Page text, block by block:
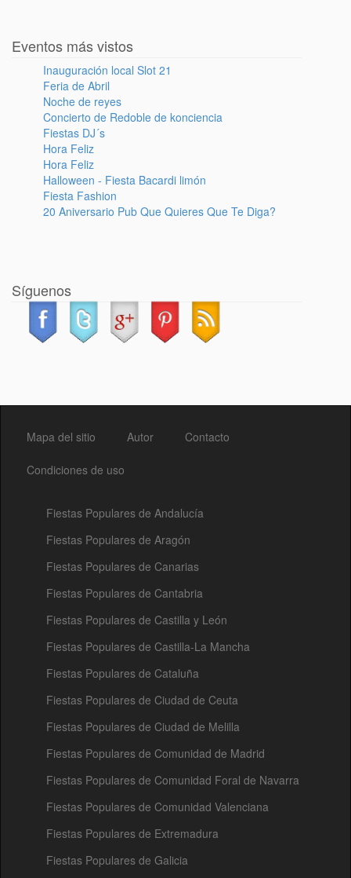
Eventos más vistos
Inauguración local Slot 21
Feria de Abril
Noche de reyes
Concierto de Redoble de konciencia
Fiestas DJ´s
Hora Feliz
Hora Feliz
Halloween - Fiesta Bacardi limón
Fiesta Fashion
20 Aniversario Pub Que Quieres Que Te Diga?
Síguenos
Mapa del sitio Autor Contacto
Condiciones de uso
Fiestas Populares de Andalucía
Fiestas Populares de Aragón
Fiestas Populares de Canarias
Fiestas Populares de Cantabria
Fiestas Populares de Castilla y León
Fiestas Populares de Castilla-La Mancha
Fiestas Populares de Cataluña
Fiestas Populares de Ciudad de Ceuta
Fiestas Populares de Ciudad de Melilla
Fiestas Populares de Comunidad de Madrid
Fiestas Populares de Comunidad Foral de Navarra
Fiestas Populares de Comunidad Valenciana
Fiestas Populares de Extremadura
Fiestas Populares de Galicia